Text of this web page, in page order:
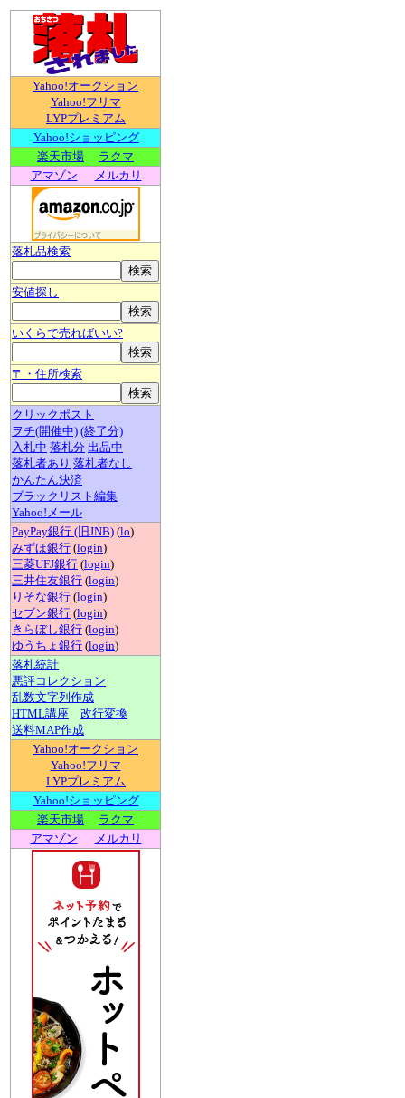
Yahoo!オークション
Yahoo!フリマ
LYPプレミアム
Yahoo!ショッピング
楽天市場
ラクマ
アマゾン
メルカリ
落札品検索
安値探し
いくらで売ればいい?
〒・住所検索
クリックポスト
ヲチ(開催中) (終了分)
入札中 落札分 出品中
落札者あり 落札者なし
かんたん決済
ブラックリスト編集
Yahoo!メール
PayPay銀行 (旧JNB) (lo)
みずほ銀行 (login)
三菱UFJ銀行 (login)
三井住友銀行 (login)
りそな銀行 (login)
セブン銀行 (login)
きらぼし銀行 (login)
ゆうちょ銀行 (login)
落札統計
悪評コレクション
乱数文字列作成
HTML講座
改行変換
送料MAP作成
Yahoo!オークション
Yahoo!フリマ
LYPプレミアム
Yahoo!ショッピング
楽天市場
ラクマ
アマゾン
メルカリ